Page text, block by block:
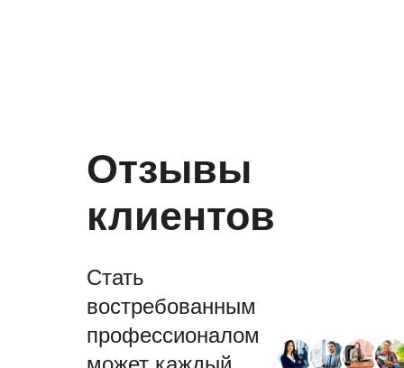
Отзывы
клиентов
Стать
востребованным
профессионалом